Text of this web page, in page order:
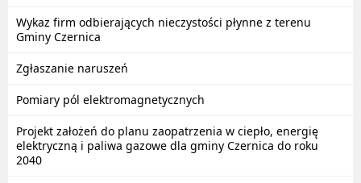
Wykaz firm odbierających nieczystości płynne z terenu
Gminy Czernica
Zgłaszanie naruszeń
Pomiary pól elektromagnetycznych
Projekt założeń do planu zaopatrzenia w ciepło, energię
elektryczną i paliwa gazowe dla gminy Czernica do roku
2040